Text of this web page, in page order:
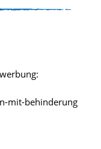
mit-behinderung